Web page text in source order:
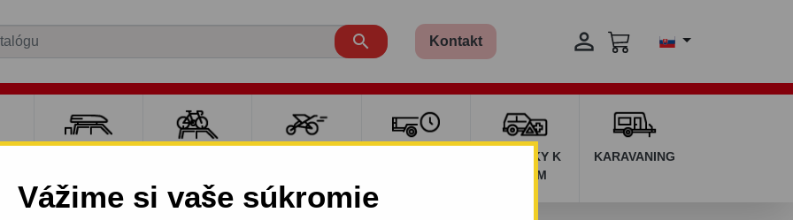
Vážime si vaše súkromie
 Kontakt 
DOPLNKY K
AUTÁM
KARAVANING